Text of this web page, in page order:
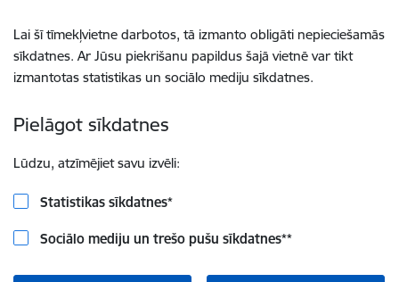
Lai šī tīmekļvietne darbotos, tā izmanto obligāti nepieciešamās
sīkdatnes. Ar Jūsu piekrišanu papildus šajā vietnē var tikt
izmantotas statistikas un sociālo mediju sīkdatnes.
Pielāgot sīkdatnes
Lūdzu, atzīmējiet savu izvēli:
Statistikas sīkdatnes*
Sociālo mediju un trešo pušu sīkdatnes**